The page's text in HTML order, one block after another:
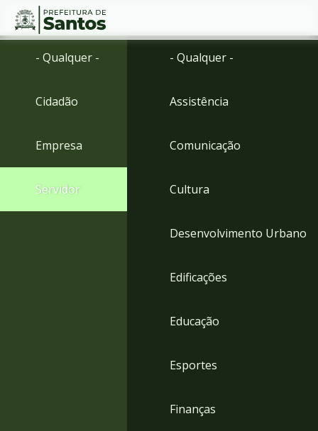
Ir
menu
para
Conteúdo
- Qualquer -
Cidadão
Empresa
Servidor
- Qualquer -
Assistência
Comunicação
Cultura
Desenvolvimento Urbano
Edificações
Educação
Esportes
Finanças